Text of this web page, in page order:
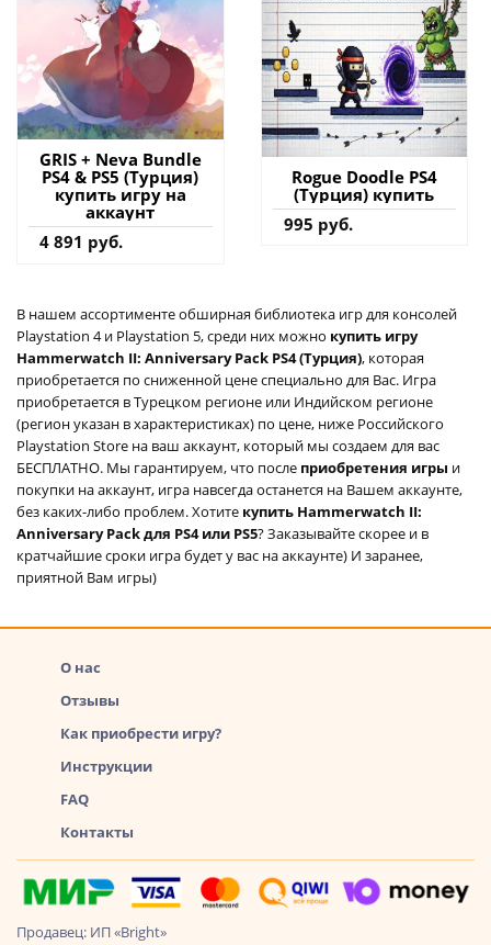
GRIS + Neva Bundle
PS4 & PS5 (Турция)
купить игру на
аккаунт
4 891 руб.
Rogue Doodle PS4
(Турция) купить
995 руб.
В нашем ассортименте обширная библиотека игр для консолей
Playstation 4 и Playstation 5, среди них можно купить игру
Hammerwatch II: Anniversary Pack PS4 (Турция), которая
приобретается по сниженной цене специально для Вас. Игра
приобретается в Турецком регионе или Индийском регионе
(регион указан в характеристиках) по цене, ниже Российского
Playstation Store на ваш аккаунт, который мы создаем для вас
БЕСПЛАТНО. Мы гарантируем, что после приобретения игры и
покупки на аккаунт, игра навсегда останется на Вашем аккаунте,
без каких-либо проблем. Хотите купить Hammerwatch II:
Anniversary Pack для PS4 или PS5? Заказывайте скорее и в
кратчайшие сроки игра будет у вас на аккаунте) И заранее,
приятной Вам игры)
О нас
Отзывы
Как приобрести игру?
Инструкции
FAQ
Контакты
Продавец: ИП «Bright»